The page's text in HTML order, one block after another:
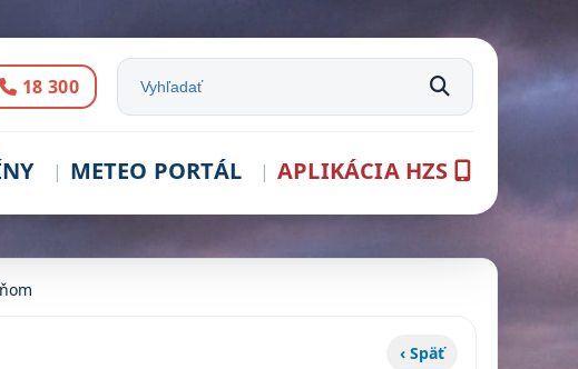
Volanie:
18 300 Vyhľadať na stránke
METEO PORTÁL APLIKÁCIA HZS
‹ Späť